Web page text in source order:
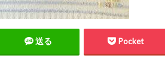
送る Pocket